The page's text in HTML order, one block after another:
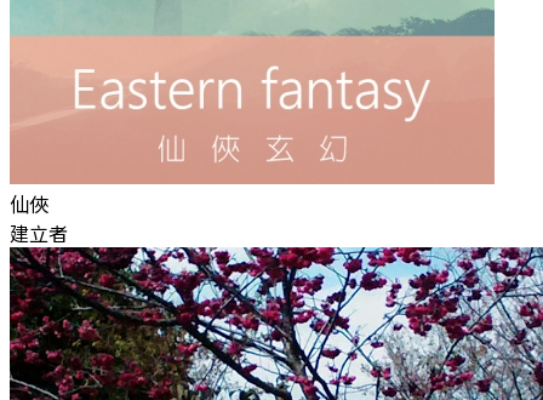
仙俠
建立者